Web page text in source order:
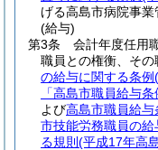
げる高島市病院事業
(給与)
第3条
会計年度任用
職員との権衡、その
の給与に関する条例
「高島市職員給与
よび高島市職員給与
市技能労務職員の
る規則 (平成17年高